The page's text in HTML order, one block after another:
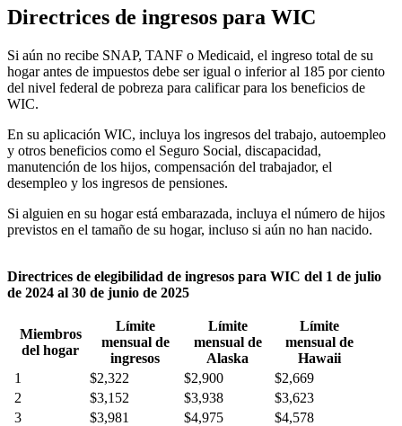
Directrices de ingresos para WIC
Si aún no recibe SNAP, TANF o Medicaid, el ingreso total de su
hogar antes de impuestos debe ser igual o inferior al 185 por ciento
del nivel federal de pobreza para calificar para los beneficios de
WIC.
En su aplicación WIC, incluya los ingresos del trabajo, autoempleo
y otros beneficios como el Seguro Social, discapacidad,
manutención de los hijos, compensación del trabajador, el
desempleo y los ingresos de pensiones.
Si alguien en su hogar está embarazada, incluya el número de hijos
previstos en el tamaño de su hogar, incluso si aún no han nacido.
Directrices de elegibilidad de ingresos para WIC del 1 de julio
de 2024 al 30 de junio de 2025
Miembros
del hogar
Límite
mensual de
ingresos
Límite
mensual de
Alaska
Límite
mensual de
Hawaii
1
$2,322 $2,900
$2,669
2
$3,152 $3,938
$3,623
3
$3,981 $4,975
$4,578